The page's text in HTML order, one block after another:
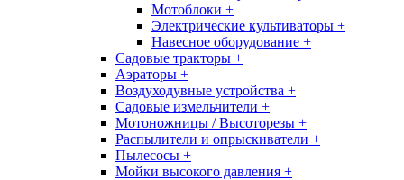
Мотоблоки +
Электрические культиваторы +
Навесное оборудование +
Садовые тракторы +
Аэраторы +
Воздуходувные устройства +
Садовые измельчители +
Мотоножницы / Высоторезы +
Распылители и опрыскиватели +
Пылесосы +
Мойки высокого давления +